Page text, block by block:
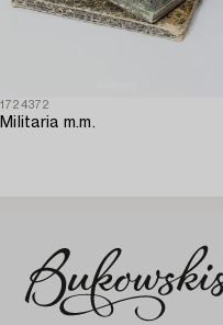
1724372
Militaria m.m.